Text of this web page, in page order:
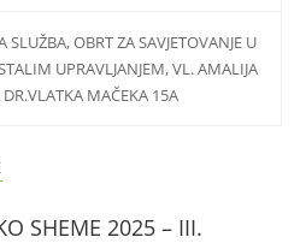
SLUŽBA, OBRT ZA SAVJETOVANJE U
UPRAVLJANJEM, VL. AMALIJA
MAČEKA 15A
SHEME 2025 – III.